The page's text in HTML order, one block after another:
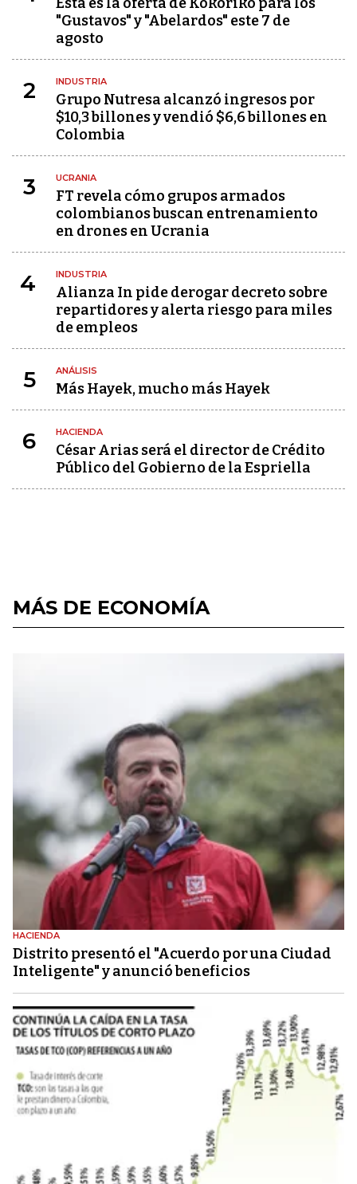
"Gustavos" y "Abelardos" este 7 de
agosto
2 INDUSTRIA
Grupo Nutresa alcanzó ingresos por
$10,3 billones y vendió $6,6 billones en
Colombia
3 UCRANIA
FT revela cómo grupos armados
colombianos buscan entrenamiento
en drones en Ucrania
4 INDUSTRIA
Alianza In pide derogar decreto sobre
repartidores y alerta riesgo para miles
de empleos
5 ANÁLISIS
Más Hayek, mucho más Hayek
6 HACIENDA
César Arias será el director de Crédito
Público del Gobierno de la Espriella
MÁS DE ECONOMÍA
HACIENDA
Distrito presentó el "Acuerdo por una Ciudad
Inteligente" y anunció beneficios